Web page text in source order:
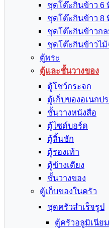
ชุดโต๊ะกินข้าว 6
ชุดโต๊ะกินข้าว 8
ชุดโต๊ะกินข้าวก
ชุดโต๊ะกินข้าวไม้
ตู้พระ
ตู้และชั้นวางของ
ตู้โชว์กระจก
ตู้เก็บของอเนกป
ชั้นวางหนังสือ
ตู้ไซด์บอร์ด
ตู้ลิ้นชัก
ตู้รองเท้า
ตู้ข้างเตียง
ชั้นวางของ
ตู้เก็บของในครัว
ชุดครัวสำเร็จรูป
ตู้ครัวอลูมิเนียม